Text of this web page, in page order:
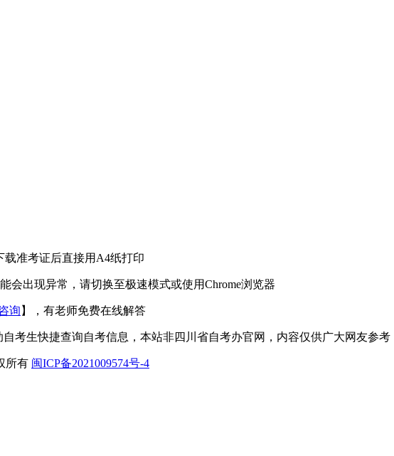
载准考证后直接用A4纸打印
会出现异常，请切换至极速模式或使用Chrome浏览器
询 】，有老师免费在线解答
考生快捷查询自考信息，本站非四川省自考办官网，内容仅供广大网友参考
所有 闽ICP备2021009574号-4